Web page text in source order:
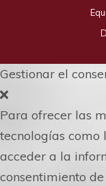
Gestionar el
Para ofrecer las
tecnologías como
acceder a la
consentimiento